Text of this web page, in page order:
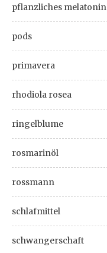
pflanzliches melatonin
pods
primavera
rhodiola rosea
ringelblume
rosmarinöl
rossmann
schlafmittel
schwangerschaft